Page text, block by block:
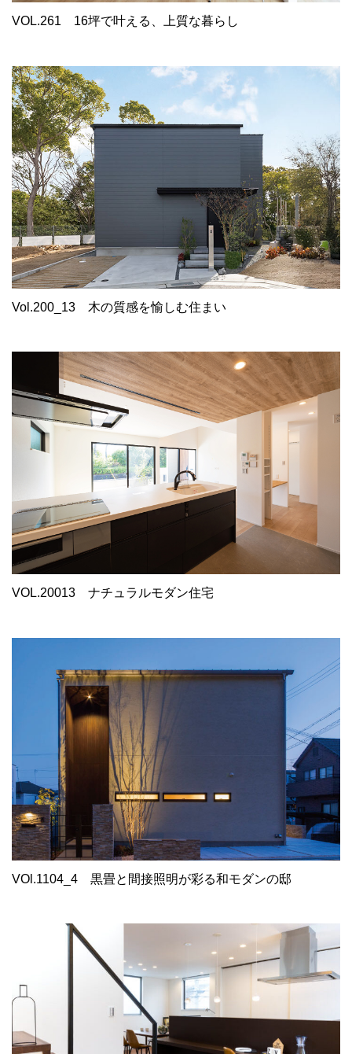
VOL.261 16坪で叶える、上質な暮らし
Vol.200_13 木の質感を愉しむ住まい
VOL.20013 ナチュラルモダン住宅
VOl.1104_4 黒畳と間接照明が彩る和モダンの邸